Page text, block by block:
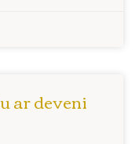
ar deveni